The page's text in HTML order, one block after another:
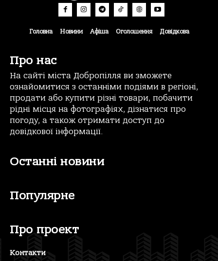
Головна Новини Афіша Оголошення Довідкова
Про нас
На сайті міста Добропілля ви зможете
ознайомитися з останніми подіями в регіоні,
продати або купити різні товари, побачити
рідні місця на фотографіях, дізнатися про
погоду, а також отримати доступ до
довідкової інформації.
Останні новини
Популярне
Про проект
Контакти